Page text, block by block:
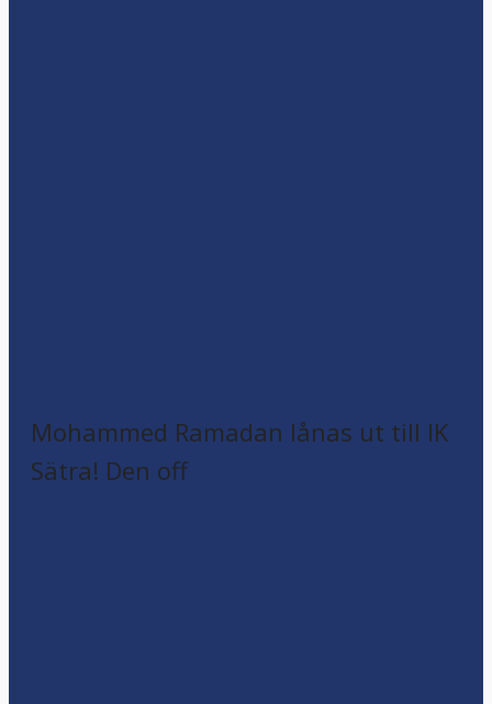
Mohammed Ramadan lånas ut till IK
Sätra! Den off